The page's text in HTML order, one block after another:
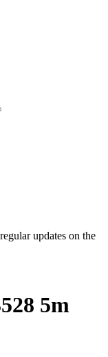
updates on the
5m